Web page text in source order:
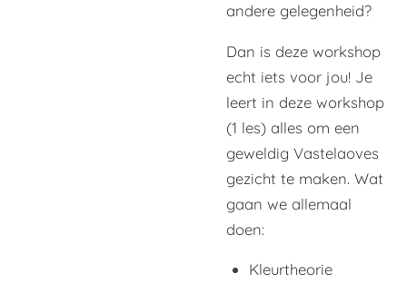
andere gelegenheid?
Dan is deze workshop
echt iets voor jou! Je
leert in deze workshop
(1 les) alles om een
geweldig Vastelaoves
gezicht te maken. Wat
gaan we allemaal
doen:
Kleurtheorie